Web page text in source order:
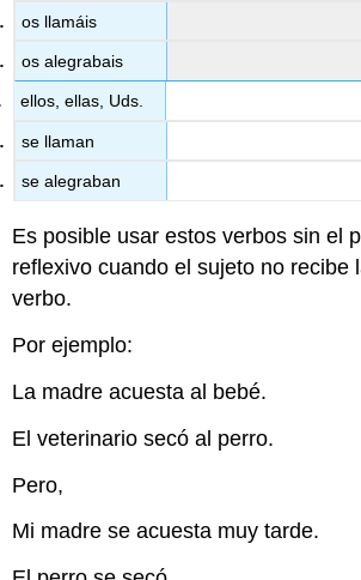
os llamáis
os alegrabais
ellos, ellas, Uds.
se llaman
se alegraban
Es posible usar estos verbos sin el
reflexivo cuando el sujeto no recibe
verbo.
Por ejemplo:
La madre acuesta al bebé.
El veterinario secó al perro.
Pero,
Mi madre se acuesta muy tarde.